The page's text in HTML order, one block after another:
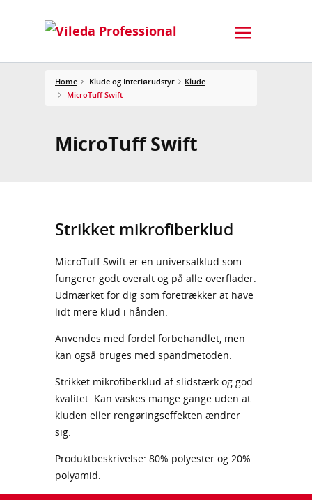
Home Klude og Interiørudstyr
Klude
MicroTuff Swift
MicroTuff Swift
Strikket mikrofiberklud
MicroTuff Swift er en universalklud som
fungerer godt overalt og på alle overflader.
Udmærket for dig som foretrækker at have
lidt mere klud i hånden.
Anvendes med fordel forbehandlet, men
kan også bruges med spandmetoden.
Strikket mikrofiberklud af slidstærk og god
kvalitet. Kan vaskes mange gange uden at
kluden eller rengøringseffekten ændrer
sig.
Produktbeskrivelse: 80% polyester og 20%
polyamid.